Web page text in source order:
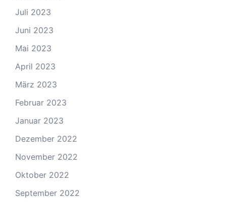
Juli 2023
Juni 2023
Mai 2023
April 2023
März 2023
Februar 2023
Januar 2023
Dezember 2022
November 2022
Oktober 2022
September 2022